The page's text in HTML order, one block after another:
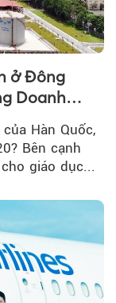
ở Đông
Doanh
Hàn Quốc,
Bên cạnh
giáo dục...